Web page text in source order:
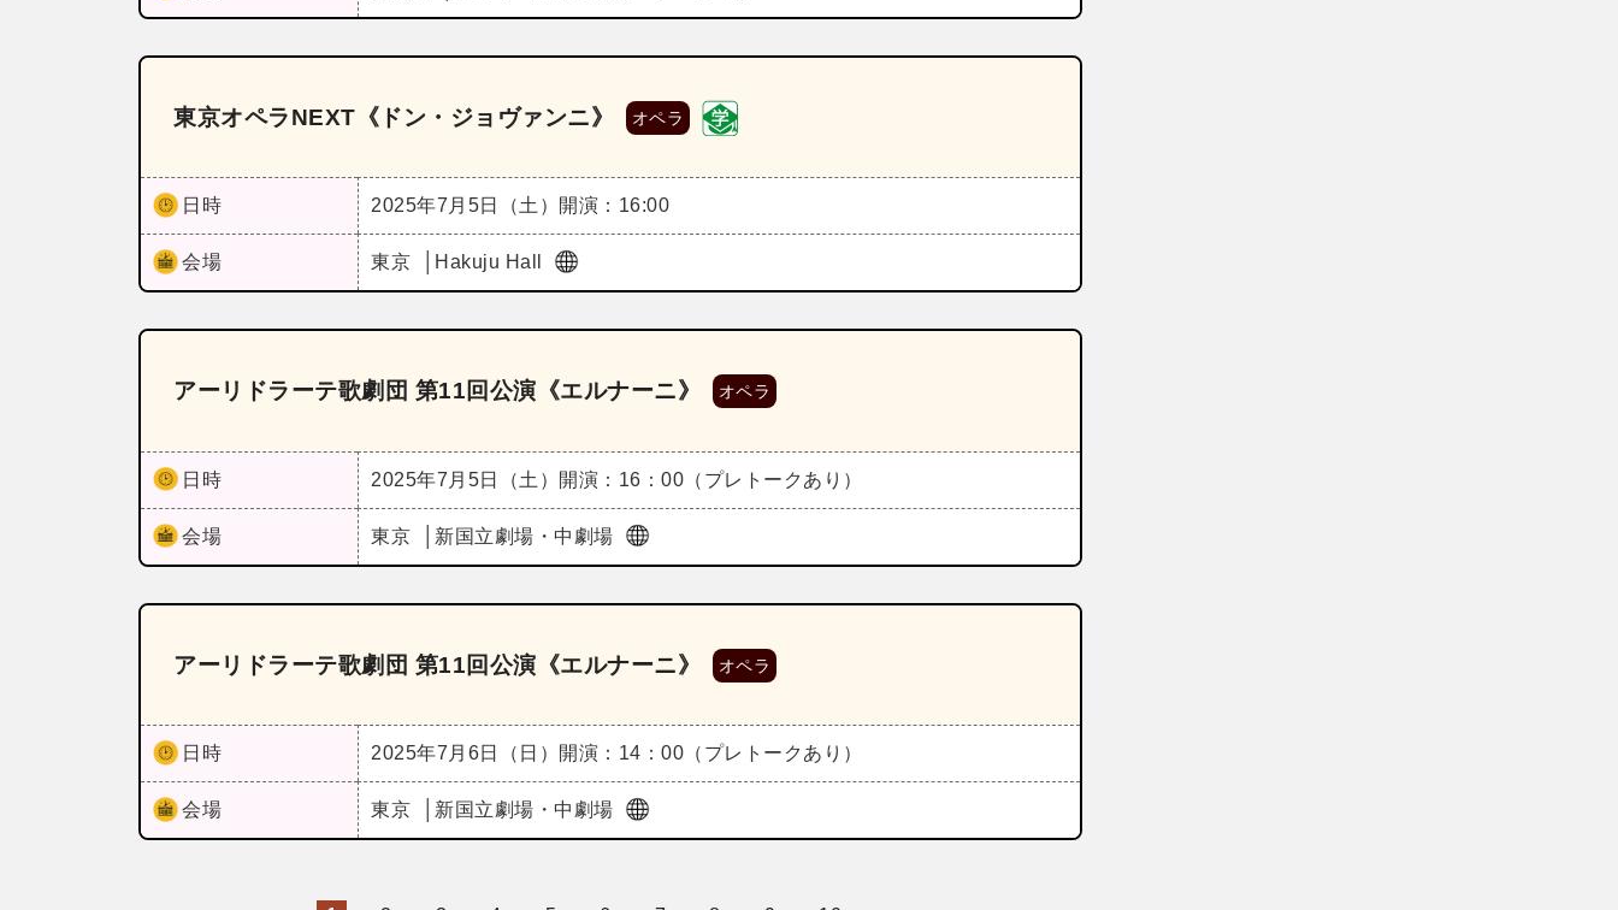
東京オペラNEXT《ドン・ジョヴァンニ》 オペラ
日時 2025年7月5日（土） 開演：16:00
会場 東京 Hakuju Hall
アーリドラーテ歌劇団 第11回公演《エルナーニ》 オペラ
日時 2025年7月5日（土） 開演：16：00（プレトークあり）
会場 東京 新国立劇場・中劇場
アーリドラーテ歌劇団 第11回公演《エルナーニ》 オペラ
日時 2025年7月6日（日） 開演：14：00（プレトークあり）
会場 東京 新国立劇場・中劇場